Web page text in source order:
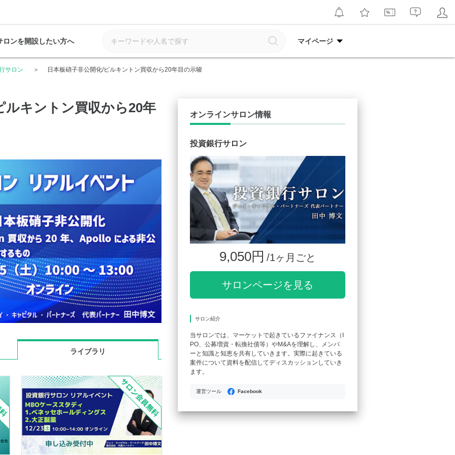
ロンを開設したい方へ マイページ
サロン 日本板硝子非公開化/ピルキントン買収から20年目の示唆
ルキントン買収から20年
ライブラリ
オンラインサロン情報
投資銀行サロン
9,050円 /1ヶ月ごと
サロンページを見る
サロン紹介
当サロンでは、マーケットで起きているファイナンス（I
PO、公募増資・転換社債等）やM&Aを理解し、メンバ
ーと知識と知恵を共有していきます。実際に起きている
案件について資料を配信してディスカッションしていき
ます。
運営ツール Facebook